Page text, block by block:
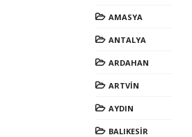
AMASYA
ANTALYA
ARDAHAN
ARTVİN
AYDIN
BALIKESİR